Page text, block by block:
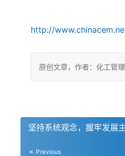
http://
原创文章，作者：化工管
坚持系统观念，握牢发展
Previous